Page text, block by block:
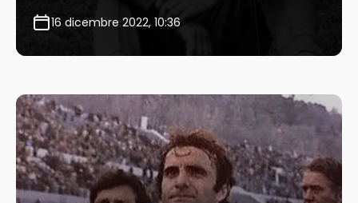
16 dicembre 2022, 10:36